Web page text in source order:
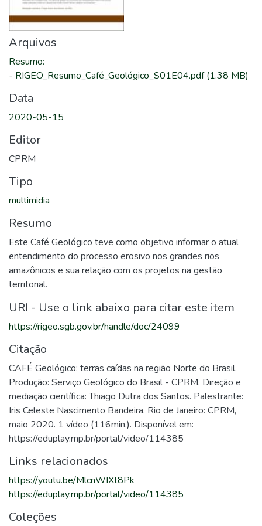
Arquivos
Resumo:
- RIGEO_Resumo_Café_Geológico_S01E04.pdf(1.38 MB)
Data
2020-05-15
Editor
CPRM
Tipo
multimidia
Resumo
Este Café Geológico teve como objetivo informar o atual
entendimento do processo erosivo nos grandes rios
amazônicos e sua relação com os projetos na gestão
territorial.
URI - Use o link abaixo para citar este item
https://rigeo.sgb.gov.br/handle/doc/24099
Citação
CAFÉ Geológico: terras caídas na região Norte do Brasil.
Produção: Serviço Geológico do Brasil - CPRM. Direção e
mediação científica: Thiago Dutra dos Santos. Palestrante:
Iris Celeste Nascimento Bandeira. Rio de Janeiro: CPRM,
maio 2020. 1 vídeo (116min.). Disponível em:
https://eduplay.rnp.br/portal/video/114385
Links relacionados
https://youtu.be/MlcnWIXt8Pk
https://eduplay.rnp.br/portal/video/114385
Coleções